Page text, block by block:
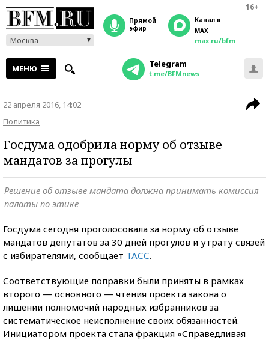
16+
Москва
прямой
эфир
Канал в
MAX
max.ru/bfm
МЕНЮ Telegram
t.me/BFMnews
22 апреля 2016, 14:02
Политика
Госдума одобрила норму об отзыве
мандатов за прогулы
Решение об отзыве мандата должна принимать комиссия
палаты по этике
Госдума сегодня проголосовала за норму об отзыве
мандатов депутатов за 30 дней прогулов и утрату связей
с избирателями, сообщает ТАСС.
Соответствующие поправки были приняты в рамках
второго — основного — чтения проекта закона о
лишении полномочий народных избранников за
систематическое неисполнение своих обязанностей.
Инициатором проекта стала фракция «Справедливая